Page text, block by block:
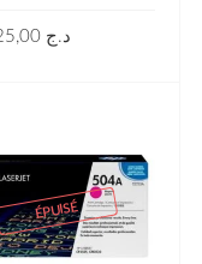
د.ج
ÉPUISÉ